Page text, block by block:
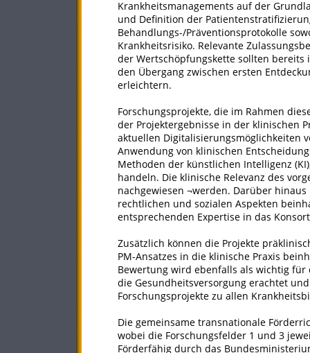
Krankheitsmanagements auf der
und Definition der
Behandlungs-/Präventionsprotokolle
Krankheitsrisiko. Relevante
der Wertschöpfungskette sollten bereits
den Übergang zwischen ersten
erleichtern.
Forschungsprojekte, die im Rahmen
der Projektergebnisse in der klinischen
aktuellen Digitalisierungsmöglichkeiten
Anwendung von klinischen
Methoden der künstlichen Intelligenz
handeln. Die klinische Relevanz des
nachgewiesen ¬werden. Darüber
rechtlichen und sozialen Aspekten
entsprechenden Expertise in das
Zusätzlich können die Projekte
PM-Ansatzes in die klinische Praxis
Bewertung wird ebenfalls als wichtig für
die Gesundheitsversorgung erachtet
Forschungsprojekte zu allen
Die gemeinsame transnationale
wobei die Forschungsfelder 1 und 3
Förderfähig durch das